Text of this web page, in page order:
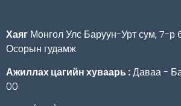
Хаяг Монгол Улс Баруун-Урт сум, 7-р
Осорын гудамж
Ажиллах цагийн хуваарь :Даваа -
00